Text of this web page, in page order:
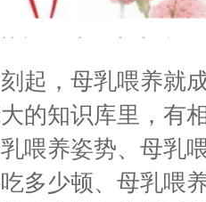
，母乳喂养就成
的知识库里，有
喂养姿势、母乳
多少顿、母乳喂